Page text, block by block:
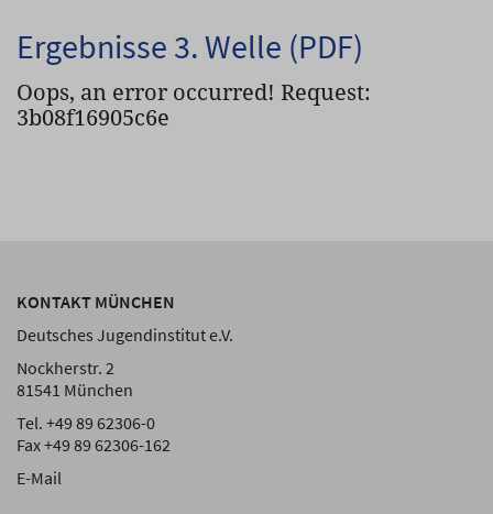
Ergebnisse 3. Welle (PDF)
Oops, an error occurred! Request:
3b08f16905c6e
KONTAKT MÜNCHEN
Deutsches Jugendinstitut e.V.
Nockherstr. 2
81541 München
Tel. +49 89 62306-0
Fax +49 89 62306-162
E-Mail